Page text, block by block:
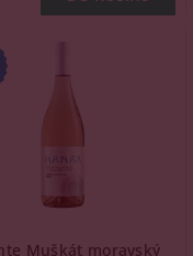
Muškát moravský